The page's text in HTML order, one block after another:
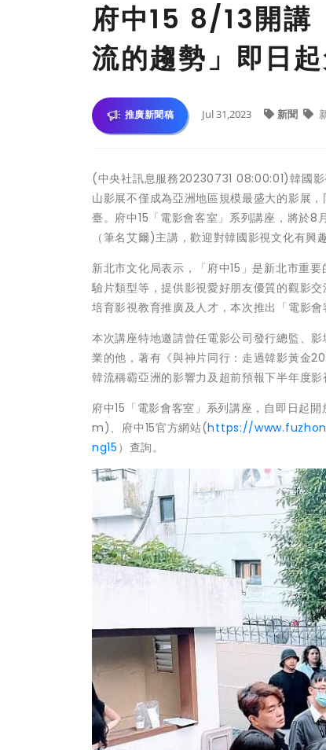
府中15 8/13開講
流的趨勢」即日
推廣新聞稿 Jul 31,2023 新聞
(中央社訊息服務20230731 08:00:01)韓國
山影展不僅成為亞洲地區規模最盛大的影展
臺。府中15「電影會客室」系列講座，將於8
（筆名艾爾)主講，歡迎對韓國影視文化有興
新北市文化局表示，「府中15」是新北市重
驗片類型等，提供影視愛好朋友優質的觀影
培育影視教育推廣及人才，本次推出「電影
本次講座特地邀請曾任電影公司發行總監、
業的他，著有《與神片同行：走過韓影黃金
韓流稱霸亞洲的影響力及超前預報下半年度影
府中15「電影會客室」系列講座，自即日
m)、府中15官方網站(https://
ng15 ）查詢。